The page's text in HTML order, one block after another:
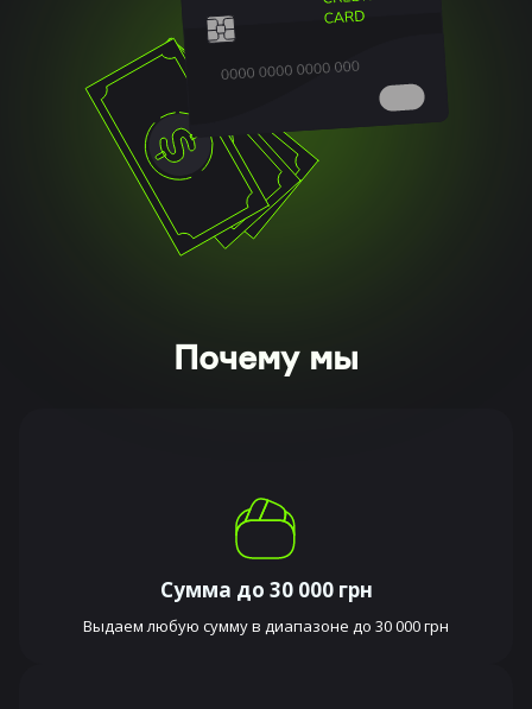
Почему мы
Сумма до 30 000 грн
Выдаем любую сумму в диапазоне до 30 000 грн